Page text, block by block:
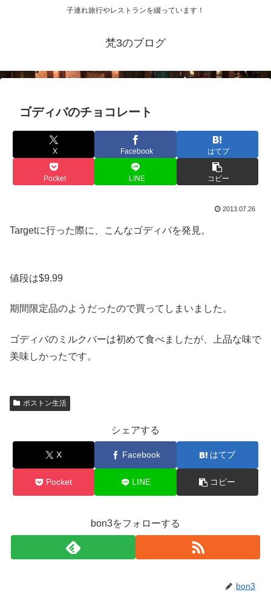
子連れ旅行やレストランを綴っています！
梵3のブログ
ゴディバのチョコレート
X Facebook はてブ
Pocket LINE コピー
2013.07.26
Targetに行った際に、こんなゴディバを発見。
値段は$9.99
期間限定品のようだったので買ってしまいました。
ゴディバのミルクバーは初めて食べましたが、上品な味で
美味しかったです。
ボストン生活
シェアする
X Facebook はてブ
Pocket LINE コピー
bon3をフォローする
bon3